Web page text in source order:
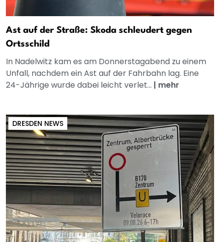
Ast auf der Straße: Skoda schleudert gegen
Ortsschild
In Nadelwitz kam es am Donnerstagabend zu einem
Unfall, nachdem ein Ast auf der Fahrbahn lag. Eine
24-Jährige wurde dabei leicht verlet... | mehr
DRESDEN NEWS